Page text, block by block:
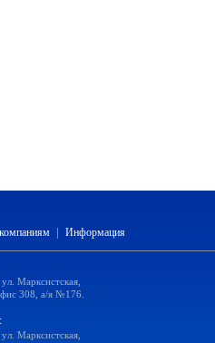
Информация
Марксистская,
308, а/я №176.
Марксистская,